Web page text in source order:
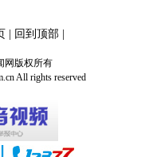
| 回到顶部|
网版权所有
All rights reserved